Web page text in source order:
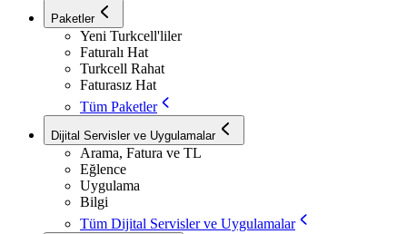
Paketler
Yeni Turkcell'liler
Faturalı Hat
Turkcell Rahat
Faturasız Hat
Tüm Paketler
Dijital Servisler ve Uygulamalar
Arama, Fatura ve TL
Eğlence
Uygulama
Bilgi
Tüm Dijital Servisler ve Uygulamalar